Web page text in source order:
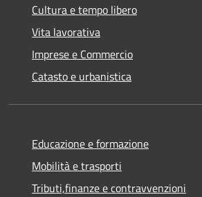
Cultura e tempo libero
Vita lavorativa
Imprese e Commercio
Catasto e urbanistica
Educazione e formazione
Mobilità e trasporti
Tributi,finanze e contravvenzioni